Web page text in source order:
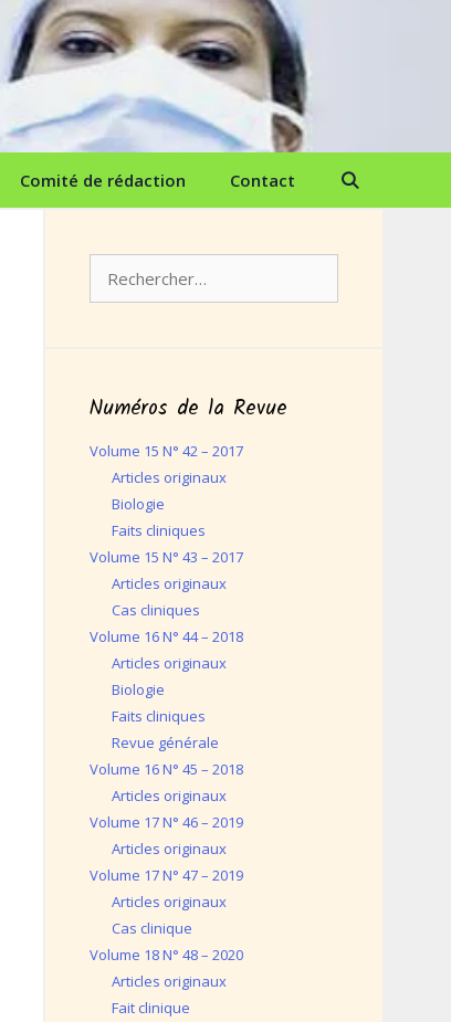
Comité de rédaction Contact
Numéros de la Revue
Volume 15 N° 42 – 2017
Articles originaux
Biologie
Faits cliniques
Volume 15 N° 43 – 2017
Articles originaux
Cas cliniques
Volume 16 N° 44 – 2018
Articles originaux
Biologie
Faits cliniques
Revue générale
Volume 16 N° 45 – 2018
Articles originaux
Volume 17 N° 46 – 2019
Articles originaux
Volume 17 N° 47 – 2019
Articles originaux
Cas clinique
Volume 18 N° 48 – 2020
Articles originaux
Fait clinique